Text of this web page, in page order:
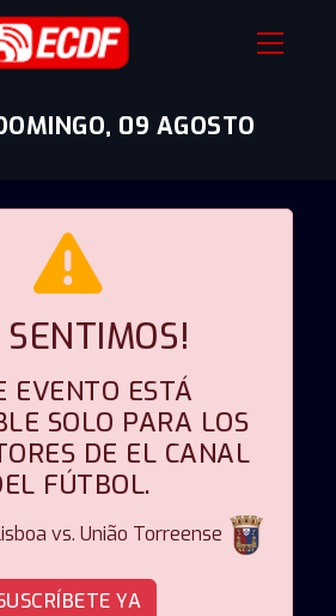
09 AGOSTO
SENTIMOS!
EVENTO ESTÁ
SOLO PARA LOS
DE EL CANAL
FÚTBOL.
vs. União Torreense
YA